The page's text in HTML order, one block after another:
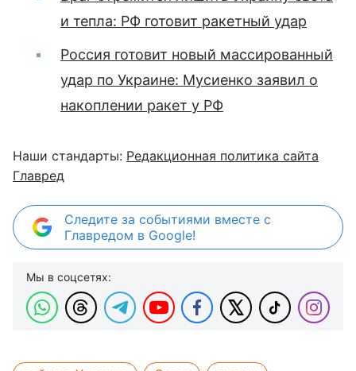
и тепла: РФ готовит ракетный удар
Россия готовит новый массированный
удар по Украине: Мусиенко заявил о
накоплении ракет у РФ
Наши стандарты: Редакционная политика сайта
Главред
Следите за событиями вместе с
Главредом в Google!
Мы в соцсетях: